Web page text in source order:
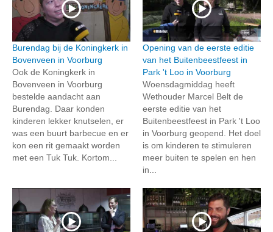
Burendag bij de Koningkerk in
Bovenveen in Voorburg
Ook de Koningkerk in
Bovenveen in Voorburg
bestelde aandacht aan
Burendag. Daar konden
kinderen lekker knutselen, er
was een buurt barbecue en er
kon een rit gemaakt worden
met een Tuk Tuk. Kortom...
Opening van de eerste editie
van het Buitenbeestfeest in
Park 't Loo in Voorburg
Woensdagmiddag heeft
Wethouder Marcel Belt de
eerste editie van het
Buitenbeestfeest in Park 't Loo
in Voorburg geopend. Het doel
is om kinderen te stimuleren
meer buiten te spelen en hen
in...